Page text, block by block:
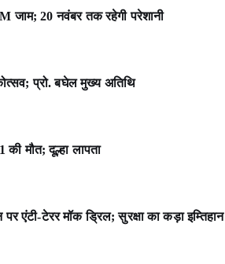
जाम; 20 नवंबर तक रहेगी परेशानी
प्रो. बघेल मुख्य अतिथि
मौत; दूल्हा लापता
एंटी-टेरर मॉक ड्रिल; सुरक्षा का कड़ा इम्तिहान